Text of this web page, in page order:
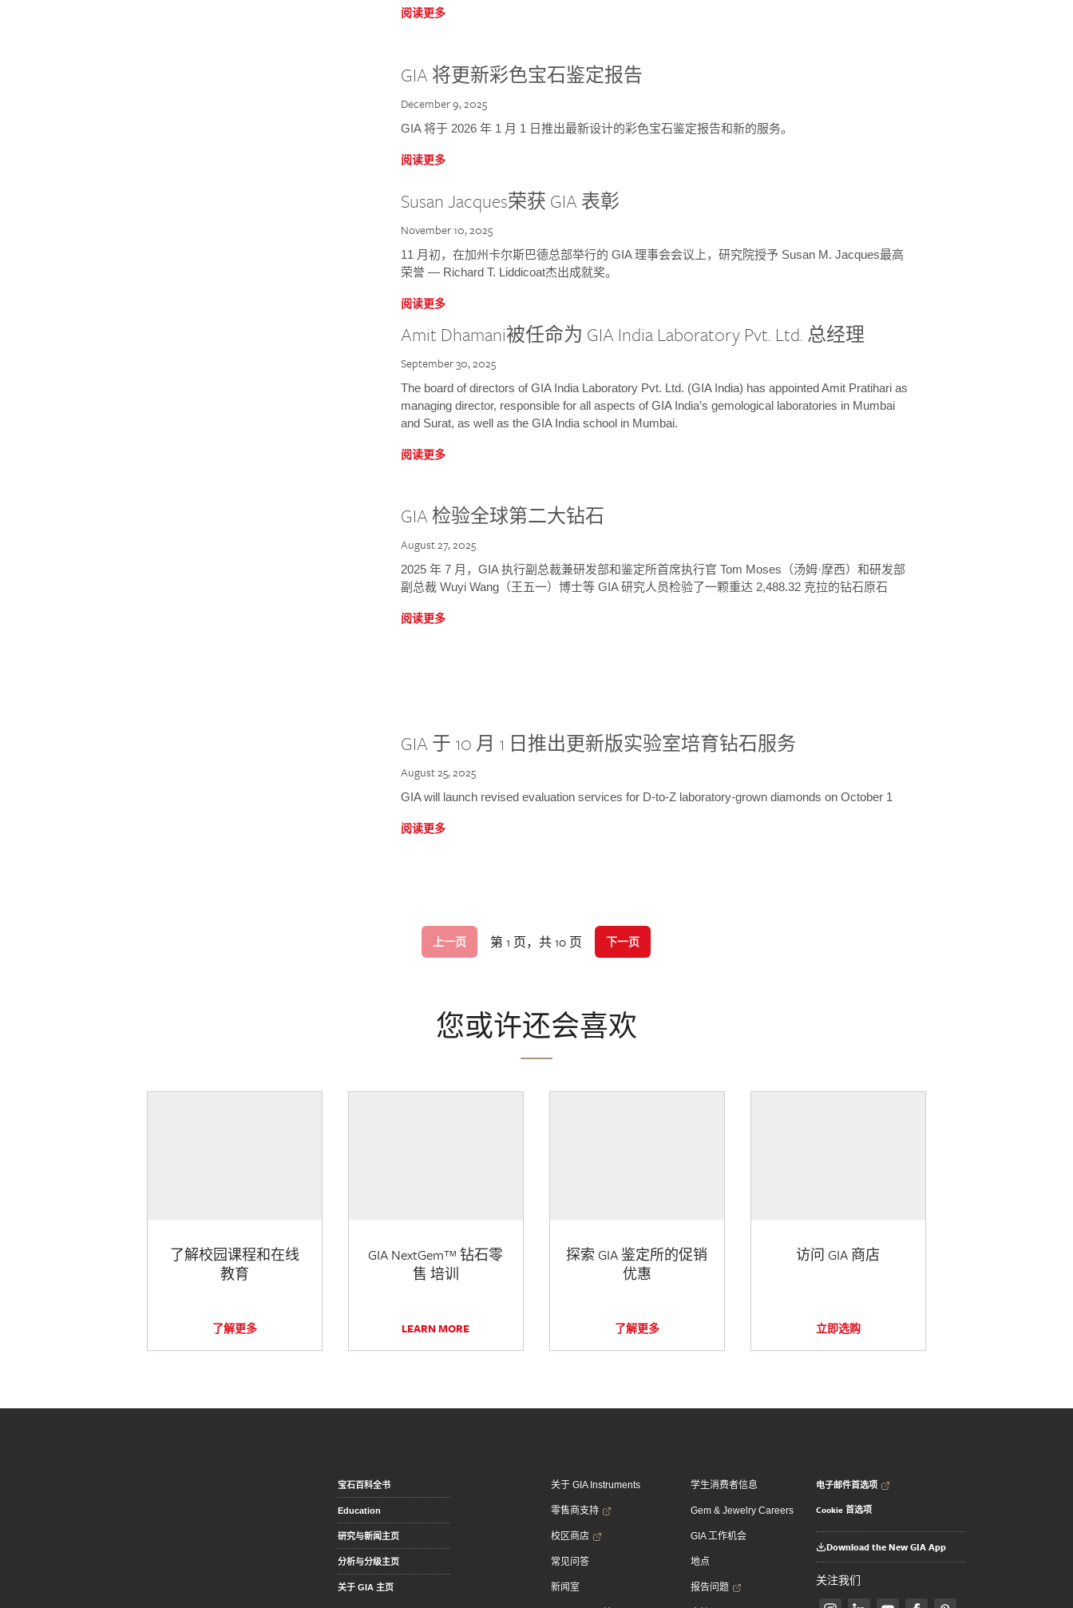
阅读更多
GIA 将更新彩色宝石鉴定报告
December 9, 2025
GIA 将于 2026 年 1 月 1 日推出最新设计的彩色宝石鉴定报告和新的服务。
阅读更多
Susan Jacques荣获 GIA 表彰
November 10, 2025
11 月初，在加州卡尔斯巴德总部举行的 GIA 理事会会议上，研究院授予 Susan M. Jacques最高
荣誉 — Richard T. Liddicoat杰出成就奖。
阅读更多
Amit Dhamani被任命为 GIA India Laboratory Pvt. Ltd. 总经理
September 30, 2025
The board of directors of GIA India Laboratory Pvt. Ltd. (GIA India) has appointed Amit Pratihari as
managing director, responsible for all aspects of GIA India’s gemological laboratories in Mumbai
and Surat, as well as the GIA India school in Mumbai.
阅读更多
GIA 检验全球第二大钻石
August 27, 2025
2025 年 7 月，GIA 执行副总裁兼研发部和鉴定所首席执行官 Tom Moses（汤姆·摩西）和研发部
副总裁 Wuyi Wang（王五一）博士等 GIA 研究人员检验了一颗重达 2,488.32 克拉的钻石原石
阅读更多
GIA 于 10 月 1 日推出更新版实验室培育钻石服务
August 25, 2025
GIA will launch revised evaluation services for D-to-Z laboratory-grown diamonds on October 1
阅读更多
上一页 第 1 页，共 10 页 下一页
您或许还会喜欢
了解校园课程和在线
教育
了解更多
GIA NextGem™ 钻石零
售 培训
LEARN MORE
探索 GIA 鉴定所的促销
优惠
了解更多
访问 GIA 商店
立即选购
宝石百科全书
Education
研究与新闻主页
分析与分级主页
关于 GIA 主页
关于 GIA Instruments
零售商支持
校区商店
常见问答
新闻室
学生消费者信息
Gem & Jewelry Careers
GIA 工作机会
地点
报告问题
电子邮件首选项
Cookie 首选项
Download the New GIA App
关注我们